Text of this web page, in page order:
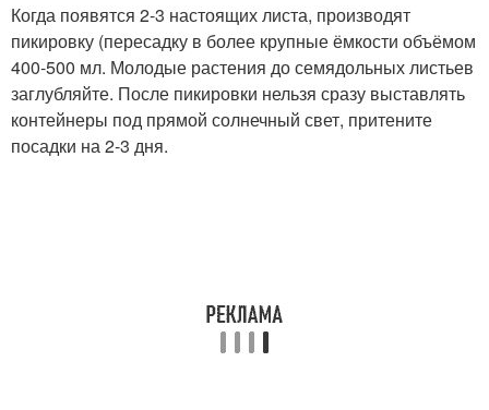
Когда появятся 2-3 настоящих листа, производят
пикировку (пересадку в более крупные ёмкости объёмом
400-500 мл. Молодые растения до семядольных листьев
заглубляйте. После пикировки нельзя сразу выставлять
контейнеры под прямой солнечный свет, притените
посадки на 2-3 дня.